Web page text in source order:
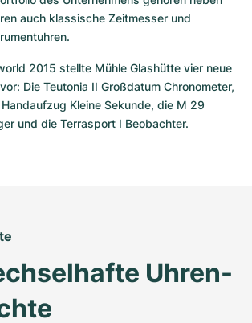
auch klassische Zeitmesser und
2015 stellte Mühle Glashütte vier neue
Die Teutonia II Großdatum Chronometer,
Kleine Sekunde, die M 29
und die Terrasport I Beobachter.
Uhren-